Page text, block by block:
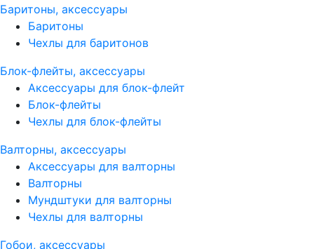
Баритоны, аксессуары
Баритоны
Чехлы для баритонов
Блок-флейты, аксессуары
Аксессуары для блок-флейт
Блок-флейты
Чехлы для блок-флейты
Валторны, аксессуары
Аксессуары для валторны
Валторны
Мундштуки для валторны
Чехлы для валторны
Гобои, аксессуары